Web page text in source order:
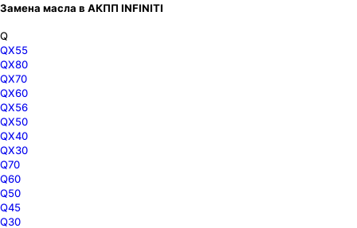
Замена масла в АКПП INFINITI
Q
QX55
QX80
QX70
QX60
QX56
QX50
QX40
QX30
Q70
Q60
Q50
Q45
Q30